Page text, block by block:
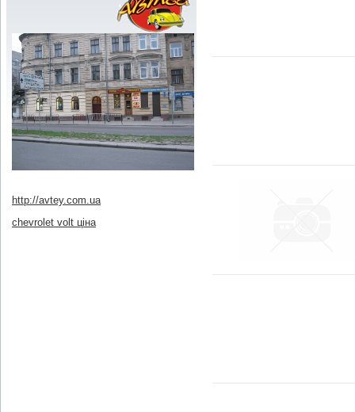
http://avtey.com.ua
chevrolet volt ціна